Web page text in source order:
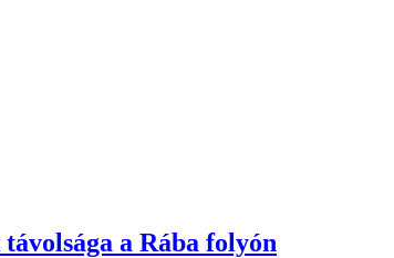
a Rába folyón